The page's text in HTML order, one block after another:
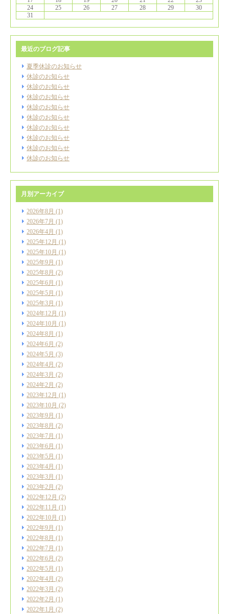
24
25 26 27 28 29
30
31
最近のブログ記事
夏季休診のお知らせ
休診のお知らせ
休診のお知らせ
休診のお知らせ
休診のお知らせ
休診のお知らせ
休診のお知らせ
休診のお知らせ
休診のお知らせ
休診のお知らせ
月別アーカイブ
2026年8月 (1)
2026年7月 (1)
2026年4月 (1)
2025年12月 (1)
2025年10月 (1)
2025年9月 (1)
2025年8月 (2)
2025年6月 (1)
2025年5月 (1)
2025年3月 (1)
2024年12月 (1)
2024年10月 (1)
2024年8月 (1)
2024年6月 (2)
2024年5月 (3)
2024年4月 (2)
2024年3月 (2)
2024年2月 (2)
2023年12月 (1)
2023年10月 (2)
2023年9月 (1)
2023年8月 (2)
2023年7月 (1)
2023年6月 (1)
2023年5月 (1)
2023年4月 (1)
2023年3月 (1)
2023年2月 (2)
2022年12月 (2)
2022年11月 (1)
2022年10月 (1)
2022年9月 (1)
2022年8月 (1)
2022年7月 (1)
2022年6月 (2)
2022年5月 (1)
2022年4月 (2)
2022年3月 (2)
2022年2月 (1)
2022年1月 (2)